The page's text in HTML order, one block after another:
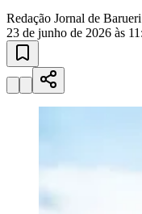
Selecione sua regiãoPara
Aldeia Aldeia da Serra
Jubran
Belval
Redação Jornal de Barueri
23 de junho de 2026 às